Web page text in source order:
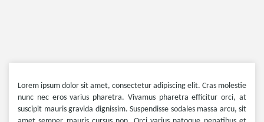
Lorem ipsum dolor sit amet, consectetur adipiscing elit. Cras molestie
nunc nec eros varius pharetra. Vivamus pharetra efficitur orci, at
suscipit mauris gravida dignissim. Suspendisse sodales massa arcu, sit